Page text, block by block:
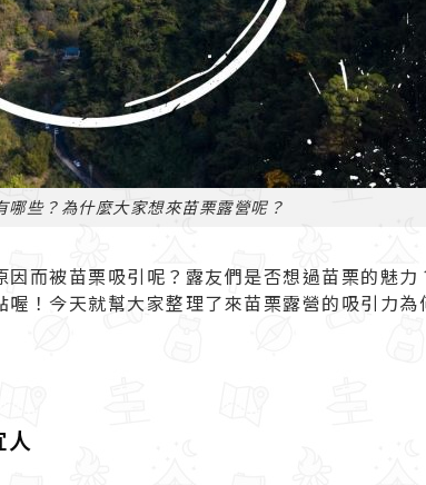
哪些？為什麼大家想來苗栗露營呢？
而被苗栗吸引呢？露友們是否想過苗栗的魅力
！今天就幫大家整理了來苗栗露營的吸引力為